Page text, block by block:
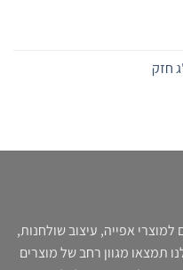
אפייה, עיצוב שולחנות,
תמצאו מגוון רחב של מוצרים